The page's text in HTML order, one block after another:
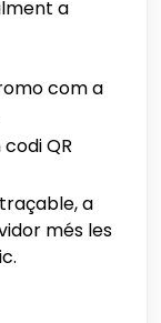
a
com a
QR
a
més les